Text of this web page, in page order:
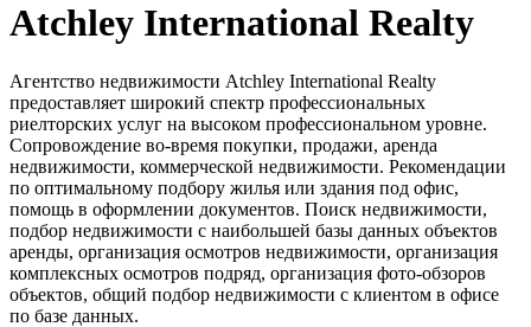
Atchley International Realty
Агентство недвижимости Atchley International Realty
предоставляет широкий спектр профессиональных
риелторских услуг на высоком профессиональном уровне.
Сопровождение во-время покупки, продажи, аренда
недвижимости, коммерческой недвижимости. Рекомендации
по оптимальному подбору жилья или здания под офис,
помощь в оформлении документов. Поиск недвижимости,
подбор недвижимости с наибольшей базы данных объектов
аренды, организация осмотров недвижимости, организация
комплексных осмотров подряд, организация фото-обзоров
объектов, общий подбор недвижимости с клиентом в офисе
по базе данных.